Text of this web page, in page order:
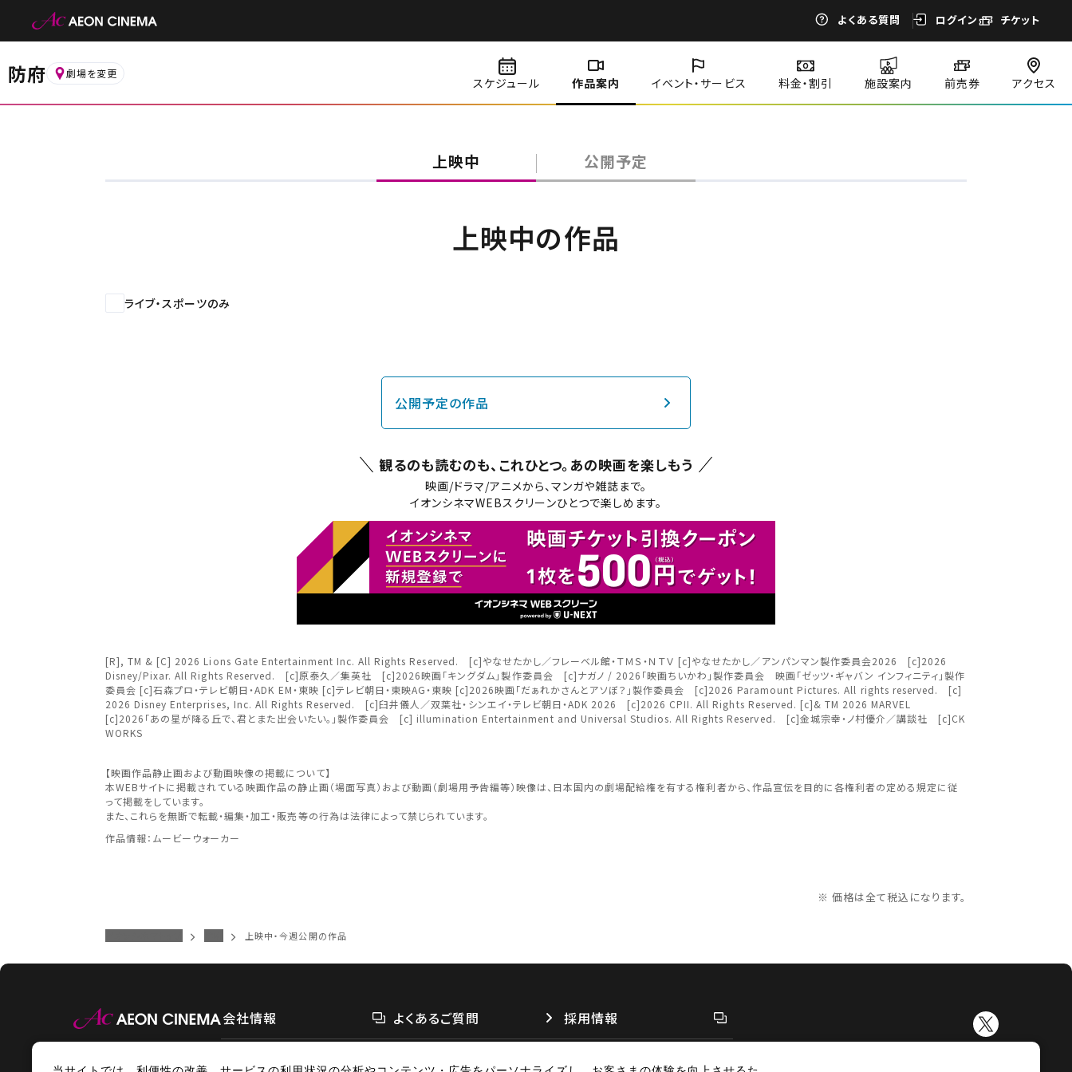
よくある質問 ログイン チケット
チケット購入
上映スケジュールを確認する
その他の劇場を選ぶ
無料のワタシアターライト会員もあります。
チケットの予約状況の確認及び予約を変更したい場合は、下記リンクよりご確認ください。
防府 劇場を変更
スケジュール 作品案内 イベント・ サービス 料金・割引 施設案内 前売券 アクセス
九州
北越
近畿
中国・四国
閉じる
上映中 公開予定
上映中の作品
ライブ・スポーツのみ
公開予定の作品
観るのも読むのも、これひとつ。 あの映画を楽しもう
映画/ドラマ/アニメから、マンガや雑誌まで。
イオンシネマWEBスクリーンひとつで楽しめます。
[R], TM & [C] 2026 Lions Gate Entertainment Inc. All Rights Reserved. [c]やなせたかし／フレーベル館・ＴＭＳ・ＮＴＶ [c]やなせたかし／アンパンマン製作委員会2026 [c]2026
Disney/Pixar. All Rights Reserved. [c]原泰久／集英社 [c]2026映画「キングダム」製作委員会 [c]ナガノ / 2026「映画ちいかわ」製作委員会 映画「ゼッツ・ギャバン インフィニティ」製作
委員会 [c]石森プロ・テレビ朝日・ADK EM・東映 [c]テレビ朝日・東映AG・東映 [c]2026映画「だぁれかさんとアソぼ？」製作委員会 [c]2026 Paramount Pictures. All rights reserved. [c]
2026 Disney Enterprises, Inc. All Rights Reserved. [c]臼井儀人／双葉社・シンエイ・テレビ朝日・ADK 2026 [c]2026 CPII. All Rights Reserved. [c]& TM 2026 MARVEL
[c]2026「あの星が降る丘で、君とまた出会いたい。」製作委員会 [c] illumination Entertainment and Universal Studios. All Rights Reserved. [c]金城宗幸・ノ村優介／講談社 [c]CK
WORKS
【映画作品静止画および動画映像の掲載について】
本WEBサイトに掲載されている映画作品の静止画（場面写真）および動画（劇場用予告編等）映像は、日本国内の劇場配給権を有する権利者から、作品宣伝を目的に各権利者の定める規定に従
って掲載をしています。
また、これらを無断で転載・編集・加工・販売等の行為は法律によって禁じられています。
作品情報：ムービーウォーカー
※ 価格は全て税込になります。
上映中・今週公開の作品
会社情報 よくあるご質問 採用情報
劇場を変更しますか？
劇場を変更すると、STEP2以降で選択いただいた情報は解除されます。
変更しないで続ける
変更する
閉じる
上映日を変更しますか？
上映日を変更すると、STEP3以降で選択いただいた情報は解除されます。
変更しないで続ける
変更する
閉じる
みたい機能のご利用には ワタシアター会員へのご登録が必要です。
ワタシアター会員へのログイン・ご登録はこちら
閉じる